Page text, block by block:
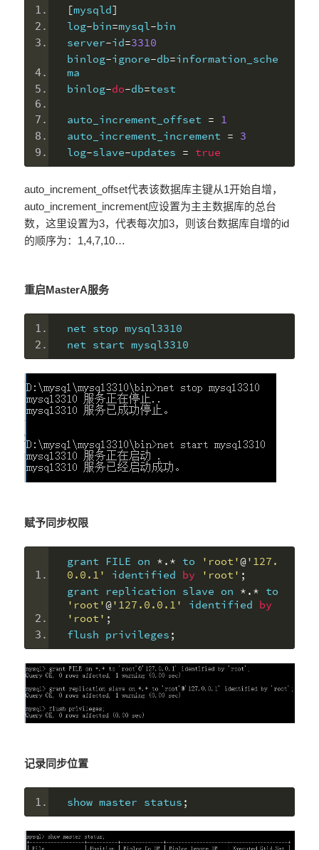
[mysqld]
log-bin=mysql-bin
server-id=3310
binlog-ignore-db=information_sche
ma
binlog-do-db=test
auto_increment_offset = 1
auto_increment_increment = 3
log-slave-updates = true
auto_increment_offset代表该数据库主键从1开始自增，
auto_increment_increment应设置为主主数据库的总台
数，这里设置为3，代表每次加3，则该台数据库自增的id
的顺序为：1,4,7,10…
重启MasterA服务
net stop mysql3310
net start mysql3310
赋予同步权限
grant FILE on *.* to 'root'@'127.
0.0.1'
identified by 'root' ;
grant replication slave on *.*
'root'@'127.0.0.1' identified by
'root' ;
flush privileges ;
记录同步位置
show master status ;